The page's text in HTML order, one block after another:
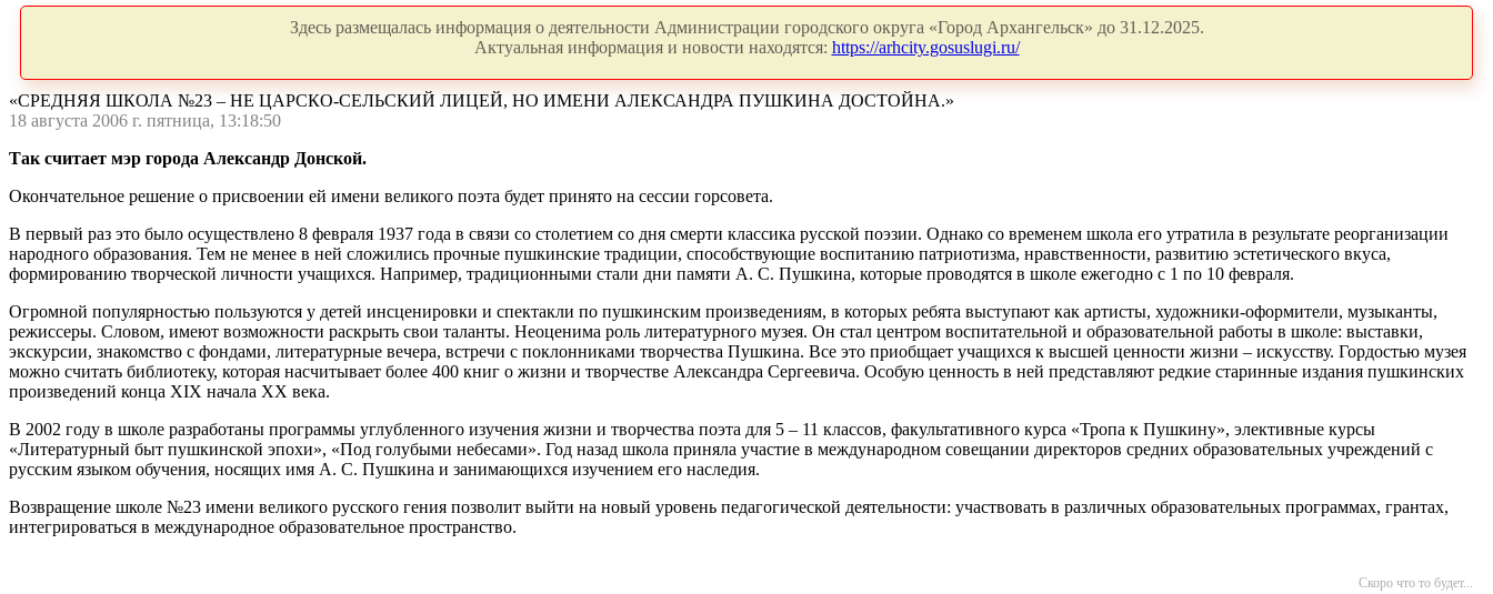
Здесь размещалась информация о деятельности Администрации городского округа «Город Архангельск» до 31.12.2025.
Актуальная информация и новости находятся: https://arhcity.gosuslugi.ru/
«СРЕДНЯЯ ШКОЛА №23 – НЕ ЦАРСКО-СЕЛЬСКИЙ ЛИЦЕЙ, НО ИМЕНИ АЛЕКСАНДРА ПУШКИНА ДОСТОЙНА.»
18 августа 2006 г. пятница, 13:18:50
Так считает мэр города Александр Донской.
Окончательное решение о присвоении ей имени великого поэта будет принято на сессии горсовета.
В первый раз это было осуществлено 8 февраля 1937 года в связи со столетием со дня смерти классика русской поэзии. Однако со временем школа его утратила в результате реорганизации
народного образования. Тем не менее в ней сложились прочные пушкинские традиции, способствующие воспитанию патриотизма, нравственности, развитию эстетического вкуса,
формированию творческой личности учащихся. Например, традиционными стали дни памяти А. С. Пушкина, которые проводятся в школе ежегодно с 1 по 10 февраля.
Огромной популярностью пользуются у детей инсценировки и спектакли по пушкинским произведениям, в которых ребята выступают как артисты, художники-оформители, музыканты,
режиссеры. Словом, имеют возможности раскрыть свои таланты. Неоценима роль литературного музея. Он стал центром воспитательной и образовательной работы в школе: выставки,
экскурсии, знакомство с фондами, литературные вечера, встречи с поклонниками творчества Пушкина. Все это приобщает учащихся к высшей ценности жизни – искусству. Гордостью музея
можно считать библиотеку, которая насчитывает более 400 книг о жизни и творчестве Александра Сергеевича. Особую ценность в ней представляют редкие старинные издания пушкинских
произведений конца XIX начала XX века.
В 2002 году в школе разработаны программы углубленного изучения жизни и творчества поэта для 5 – 11 классов, факультативного курса «Тропа к Пушкину», элективные курсы
«Литературный быт пушкинской эпохи», «Под голубыми небесами». Год назад школа приняла участие в международном совещании директоров средних образовательных учреждений с
русским языком обучения, носящих имя А. С. Пушкина и занимающихся изучением его наследия.
Возвращение школе №23 имени великого русского гения позволит выйти на новый уровень педагогической деятельности: участвовать в различных образовательных программах, грантах,
интегрироваться в международное образовательное пространство.
Скоро что то будет...